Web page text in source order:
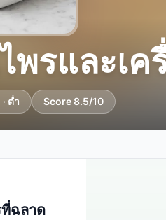
รและเค
ต่ำ Score 8.5/10
ที่ฉลาด